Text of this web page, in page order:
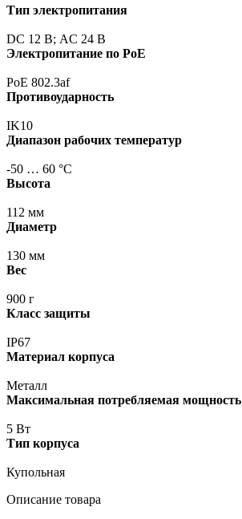
Тип электропитания
DC 12 В; AC 24 В
Электропитание по PoE
PoE 802.3af
Противоударность
IK10
Диапазон рабочих температур
-50 … 60 °С
Высота
112 мм
Диаметр
130 мм
Вес
900 г
Класс защиты
IP67
Материал корпуса
Металл
Максимальная потребляемая мощность
5 Вт
Тип корпуса
Купольная
Описание товара